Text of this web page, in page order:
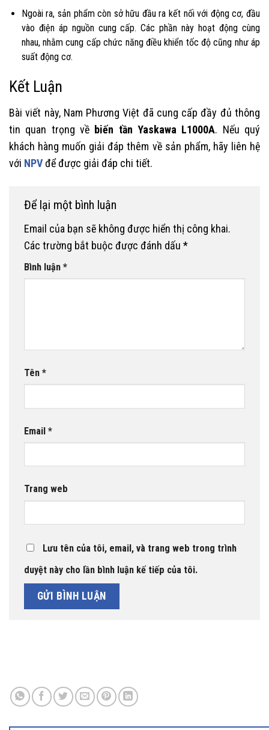
Ngoài ra, sản phẩm còn sở hữu đầu ra kết nối với động cơ, đầu
vào điện áp nguồn cung cấp. Các phần này hoạt động cùng
nhau, nhằm cung cấp chức năng điều khiển tốc độ cũng như áp
suất động cơ.
Kết Luận
Bài viết này, Nam Phương Việt đã cung cấp đầy đủ thông
tin quan trọng về biến tần Yaskawa L1000A. Nếu quý
khách hàng muốn giải đáp thêm về sản phẩm, hãy liên hệ
với NPVđể được giải đáp chi tiết.
Để lại một bình luận
Email của bạn sẽ không được hiển thị công khai.
Các trường bắt buộc được đánh dấu *
Bình luận *
Tên *
Email *
Trang web
Lưu tên của tôi, email, và trang web trong trình
duyệt này cho lần bình luận kế tiếp của tôi.